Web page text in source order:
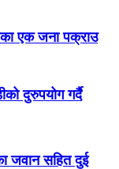
एक जना पक्राउ
दुरुपयोग गर्दै
जवान सहित दुई